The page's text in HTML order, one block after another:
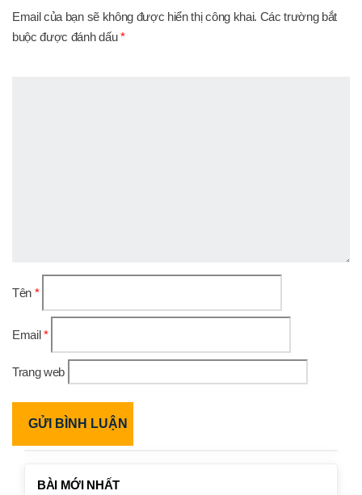
Email của bạn sẽ không được hiển thị công khai. Các trường bắt
buộc được đánh dấu*
Tên *
Email*
Trang web
BÀI MỚI NHẤT